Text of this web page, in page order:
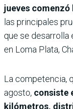
jueves
las principales
que se desarrolla
en Loma Plata,
La competencia,
agosto, consiste
kilómetros,